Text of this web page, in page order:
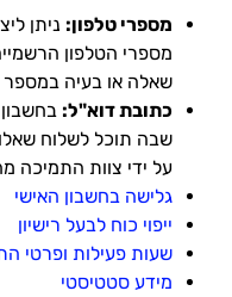
מספרי טלפון: ניתן
מספרי הטלפון
שאלה או בעיה במספר 072-2790006
כתובת דוא"ל:
שבה תוכל לשלוח
על ידי צוות התמיכה
גלישה בחשבון האישי
ייפוי כוח לבעל רישיון
שעות פעילות ופרטי
מידע סטטיסטי